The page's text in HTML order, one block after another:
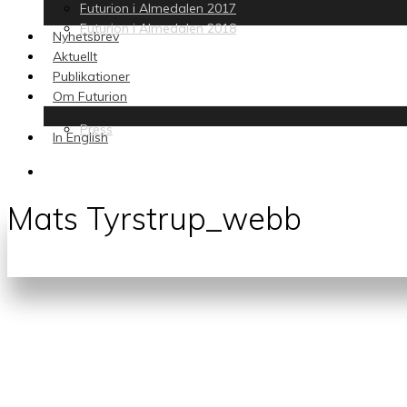
Futurion i Almedalen 2017
Futurion i Almedalen 2018
Nyhetsbrev
Aktuellt
Publikationer
Om Futurion
Press
In English
Mats Tyrstrup_webb